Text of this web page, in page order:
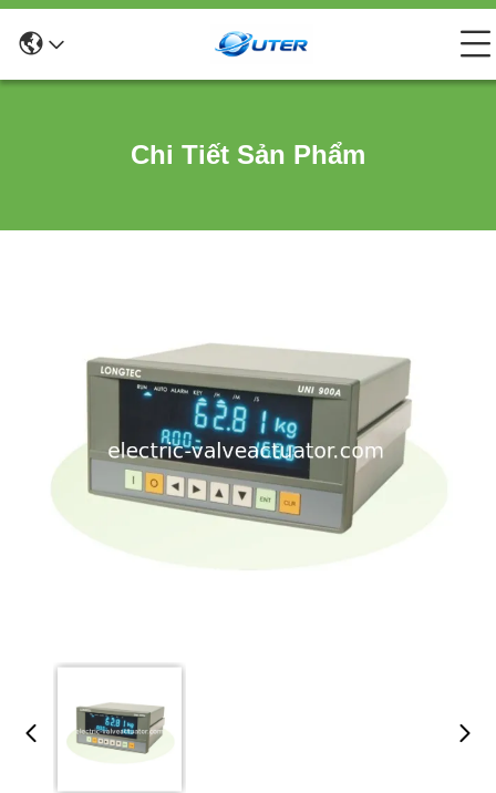
Chi Tiết Sản Phẩm